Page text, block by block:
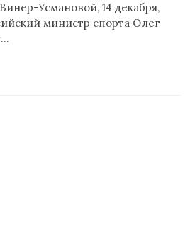
Усмановой, 14 декабря,
министр спорта Олег